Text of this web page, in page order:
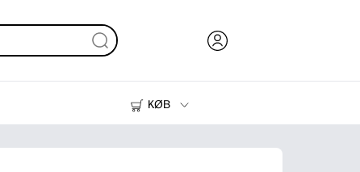
KØB
Printere